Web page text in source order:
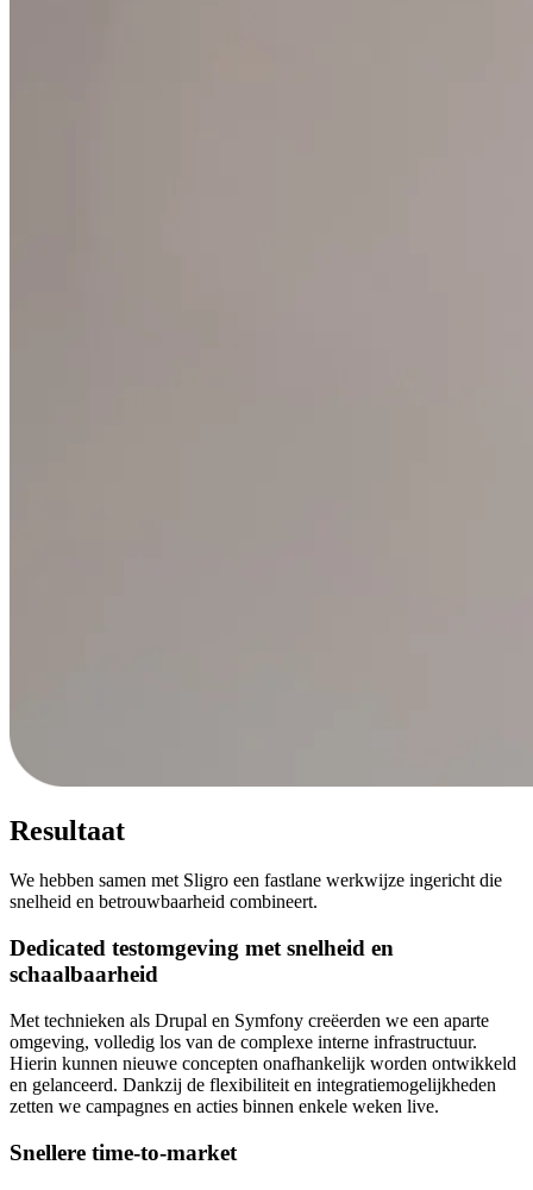
Resultaat
We hebben samen met Sligro een fastlane werkwijze ingericht die
snelheid en betrouwbaarheid combineert.
Dedicated testomgeving met snelheid en
schaalbaarheid
Met technieken als Drupal en Symfony creëerden we een aparte
omgeving, volledig los van de complexe interne infrastructuur.
Hierin kunnen nieuwe concepten onafhankelijk worden ontwikkeld
en gelanceerd. Dankzij de flexibiliteit en integratiemogelijkheden
zetten we campagnes en acties binnen enkele weken live.
Snellere time-to-market